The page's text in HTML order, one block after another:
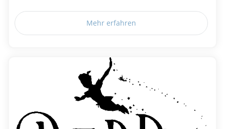
Mehr erfahren